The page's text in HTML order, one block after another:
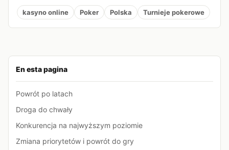
En esta pagina
Powrót po latach
Droga do chwały
Konkurencja na najwyższym poziomie
Zmiana priorytetów i powrót do gry
kasyno online Poker Polska Turnieje pokerowe